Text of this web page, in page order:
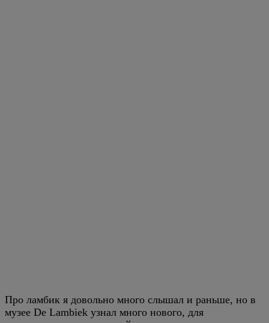
Про ламбик я довольно много слышал и раньше, но в
музее De Lambiek узнал много нового, для